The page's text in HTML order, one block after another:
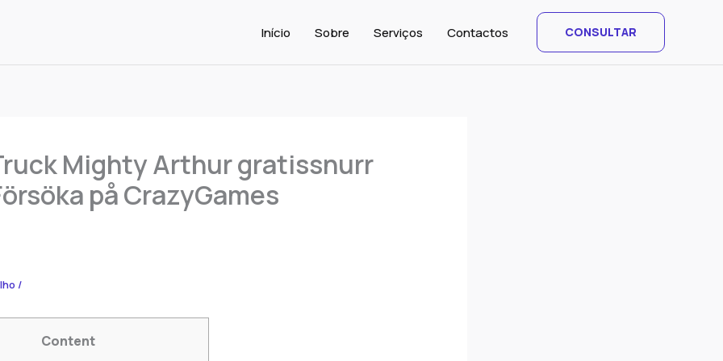
Início Sobre Serviços Contactos CONSULTAR
Mighty Arthur gratissnurr
på CrazyGames
/
Content